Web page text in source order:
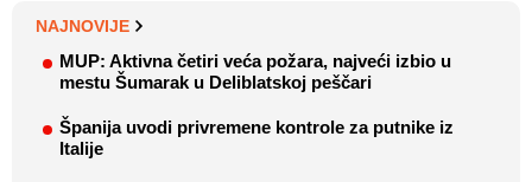
NAJNOVIJE
MUP: Aktivna četiri veća požara, najveći izbio u
mestu Šumarak u Deliblatskoj peščari
Španija uvodi privremene kontrole za putnike iz
Italije